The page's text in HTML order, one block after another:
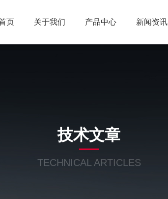
页 关于我们 产品中心 新闻资讯
技术文章
TECHNICAL ARTICLES